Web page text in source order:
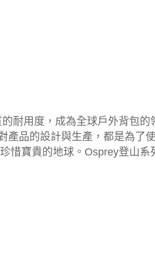
耐用度，成為全球戶外背包
品的設計與生產，都是為了
惜寶貴的地球。Osprey登山